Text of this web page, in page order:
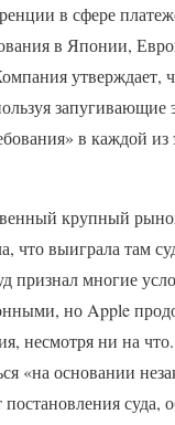
в сфере
в Японии,
утверждает,
в каждой из
крупный
что выиграла там
признал многие
но Apple
несмотря ни на
«на основании
суда,